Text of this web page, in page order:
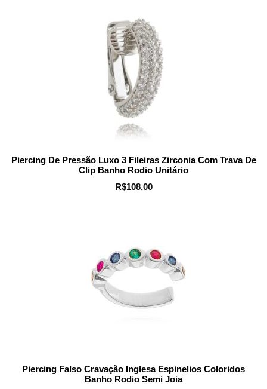
Piercing De Pressão Luxo 3 Fileiras Zirconia Com Trava De
Clip Banho Rodio Unitário
R$108,00
Piercing Falso Cravação Inglesa Espinelios Coloridos
Banho Rodio Semi Joia